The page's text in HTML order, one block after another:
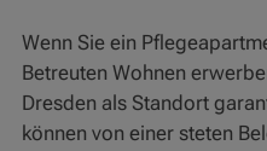
Wenn Sie ein
Betreuten Wohnen
Dresden als Standort
können von einer steten